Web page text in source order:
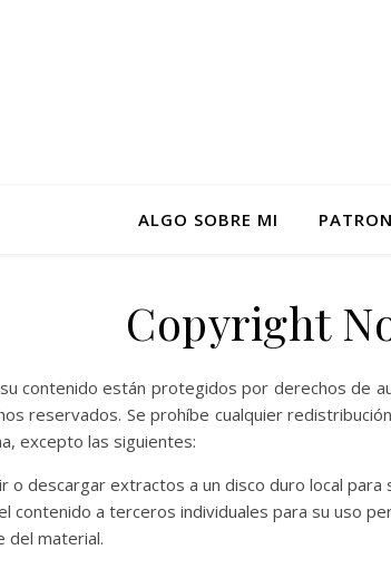
ALGO SOBRE MI
Copyright
contenido están protegidos por derechos de
reservados. Se prohíbe cualquier
excepto las siguientes:
o descargar extractos a un disco duro local para
contenido a terceros individuales para su uso
del material.